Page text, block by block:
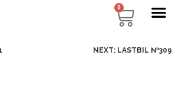
0
NEXT: LASTBIL №309